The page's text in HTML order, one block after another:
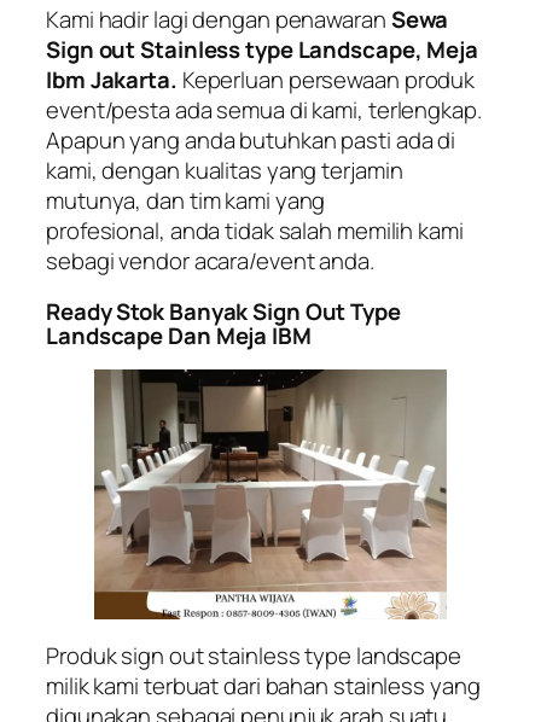
Kami hadir lagi dengan penawaranSewa
Sign out Stainless type Landscape, Meja
Ibm Jakarta. Keperluan persewaan produk
event/pesta ada semua di kami, terlengkap.
Apapun yang anda butuhkan pasti ada di
kami, dengan kualitas yang terjamin
mutunya, dan tim kami yang
profesional, anda tidak salah memilih kami
sebagi vendor acara/event anda.
Ready Stok Banyak Sign Out Type
Landscape Dan Meja IBM
Produk sign out stainless type landscape
milik kami terbuat dari bahan stainless yang